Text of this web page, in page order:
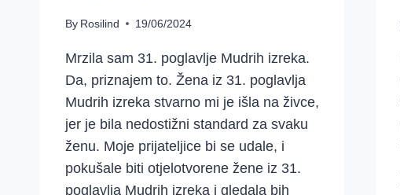
By Rosilind 19/06/2024
Mrzila sam 31. poglavlje Mudrih izreka.
Da, priznajem to. Žena iz 31. poglavlja
Mudrih izreka stvarno mi je išla na živce,
jer je bila nedostižni standard za svaku
ženu. Moje prijateljice bi se udale, i
pokušale biti otjelotvorene žene iz 31.
poglavlja Mudrih izreka i gledala bih